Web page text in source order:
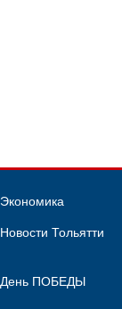
Экономика
Новости Тольятти
День ПОБЕДЫ